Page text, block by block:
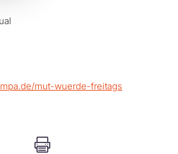
mut-wuerde-freitags
